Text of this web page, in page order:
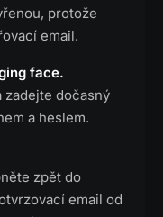
protože
email.
face.
zadejte dočasný
a heslem.
zpět do
email od